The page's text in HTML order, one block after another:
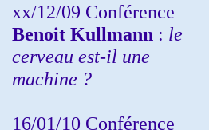
xx/12/09 Conférence
Benoit Kullmann : le
cerveau est-il une
machine ?
16/01/10 Conférence